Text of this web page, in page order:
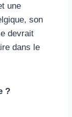
une
son
devrait
dans le
?